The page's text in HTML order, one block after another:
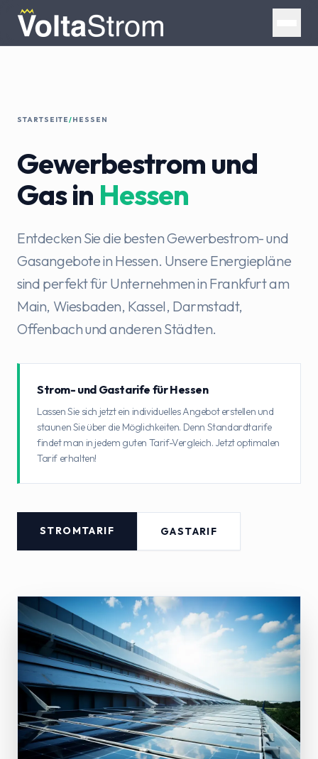
STARTSEITE/HESSEN
Gewerbestrom und
Gas in Hessen
Entdecken Sie die besten Gewerbestrom- und
Gasangebote in Hessen. Unsere Energiepläne
sind perfekt für Unternehmen in Frankfurt am
Main, Wiesbaden, Kassel, Darmstadt,
Offenbach und anderen Städten.
Strom- und Gastarife für Hessen
Lassen Sie sich jetzt ein individuelles Angebot erstellen und
staunen Sie über die Möglichkeiten. Denn Standardtarife
findet man in jedem guten Tarif-Vergleich. Jetzt optimalen
Tarif erhalten!
STROMTARIF GASTARIF